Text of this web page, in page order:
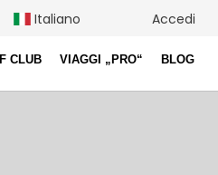
CLUB VIAGGI „PRO“ BLOG
Italiano Accedi